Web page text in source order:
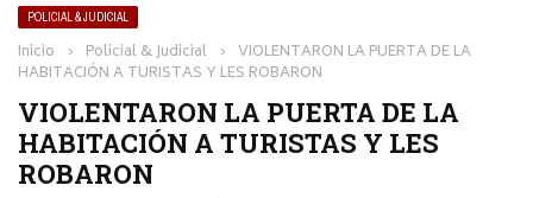
POLICIAL & JUDICIAL
Inicio › Policial & Judicial › VIOLENTARON LA PUERTA DE LA
HABITACIÓN A TURISTAS Y LES ROBARON
VIOLENTARON LA PUERTA DE LA
HABITACIÓN A TURISTAS Y LES
ROBARON